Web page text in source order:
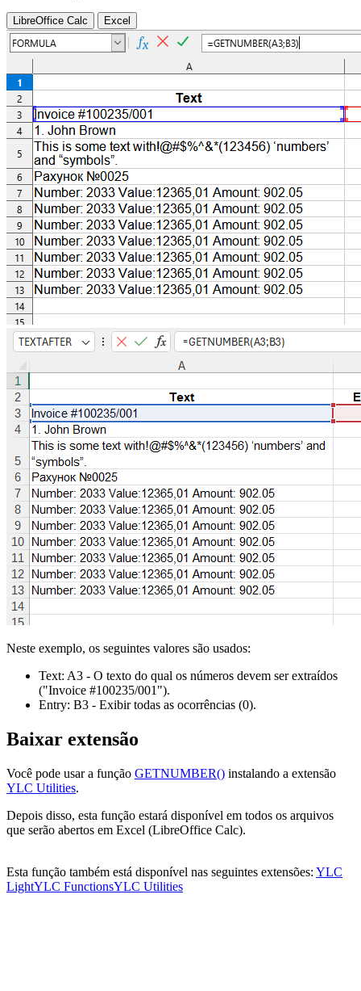
LibreOffice Calc Excel
Neste exemplo, os seguintes valores são usados:
Text: A3 - O texto do qual os números devem ser extraídos
("Invoice #100235/001").
Entry: B3 - Exibir todas as ocorrências (0).
Baixar extensão
Você pode usar a função GETNUMBER() instalando a extensão
YLC Utilities.
Depois disso, esta função estará disponível em todos os arquivos
que serão abertos em Excel (LibreOffice Calc).
Esta função também está disponível nas seguintes extensões: YLC
LightYLC FunctionsYLC Utilities